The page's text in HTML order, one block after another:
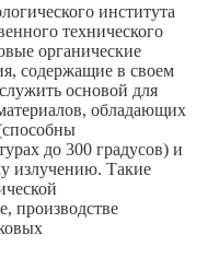
института
технического
органические
содержащие в своем
основой для
обладающих
до 300 градусов) и
излучению. Такие
производстве